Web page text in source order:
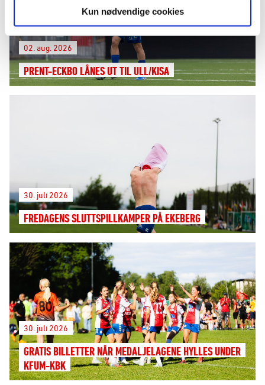
Kun nødvendige cookies
02. aug. 2026
PRENT-ECKBO LÅNES UT TIL ULL/KISA
30. juli 2026
FREDAGENS SLUTTSPILLKAMPER PÅ EKEBERG
30. juli 2026
GRATIS BILLETTER NÅR MEDALJELAGENE HYLLES UNDER
KFUM-KBK